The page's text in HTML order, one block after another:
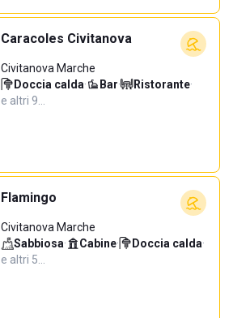
Caracoles Civitanova
Civitanova Marche
Doccia calda· Bar· Ristorante·
e altri 9…
Flamingo
Civitanova Marche
Sabbiosa· Cabine· Doccia calda·
e altri 5…